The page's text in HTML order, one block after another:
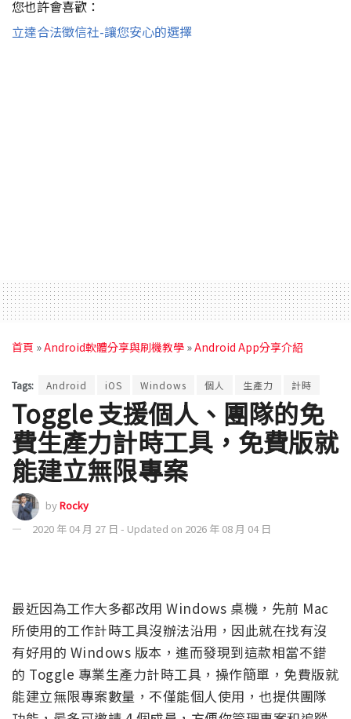
您也許會喜歡：
立達合法徵信社-讓您安心的選擇
首頁 »Android軟體分享與刷機教學 »Android App分享介紹
Tags: Android iOS Windows 個人 生產力 計時
Toggle 支援個人、團隊的免
費生產力計時工具，免費版就
能建立無限專案
byRocky
2020 年 04 月 27 日 - Updated on 2026 年 08 月 04 日
最近因為工作大多都改用 Windows 桌機，先前 Mac
所使用的工作計時工具沒辦法沿用，因此就在找有沒
有好用的 Windows 版本，進而發現到這款相當不錯
的 Toggle 專業生產力計時工具，操作簡單，免費版就
能建立無限專案數量，不僅能個人使用，也提供團隊